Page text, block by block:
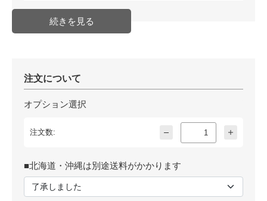
注文について
オプション選択
注文数:
■北海道・沖縄は別途送料がかかります